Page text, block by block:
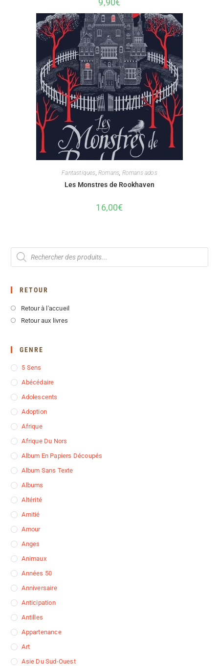
9,90€
Fantastiques Romans Romans ados
Les Monstres de Rookhaven
16,00€
RETOUR
Retour à l'accueil
Retour aux livres
GENRE
5 Sens
Abécédaire
Adolescents
Adoption
Afrique
Afrique Du Nors
Album En Papiers Découpés
Album Sans Texte
Albums
Altérité
Amitié
Amour
Anges
Animaux
Années 50
Anniversaire
Anticipation
Antilles
Appartenance
Art
Asie Du Sud-Ouest